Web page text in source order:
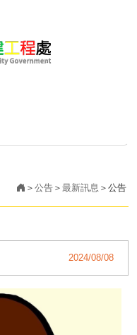
公告 最新訊息 公告
2024/08/08